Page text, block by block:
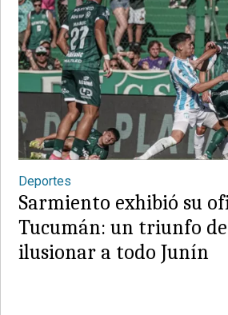
Deportes
Sarmiento exhibió su
Tucumán: un triunfo de
ilusionar a todo Junín